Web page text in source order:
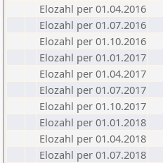
Elozahl per 01.04.2016
Elozahl per 01.07.2016
Elozahl per 01.10.2016
Elozahl per 01.01.2017
Elozahl per 01.04.2017
Elozahl per 01.07.2017
Elozahl per 01.10.2017
Elozahl per 01.01.2018
Elozahl per 01.04.2018
Elozahl per 01.07.2018